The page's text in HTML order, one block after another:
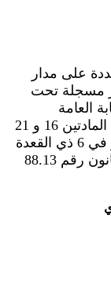
على مدار
مسجلة تحت
العامة
طبقا لمقتضيات المادتين 16 و 21
من الظهير الشريف رقم 122.16.1 الصادر في 6 ذي القعدة
1437 الموافق ل 10 غشت 2016 بتنفيذ القانون رقم 88.13